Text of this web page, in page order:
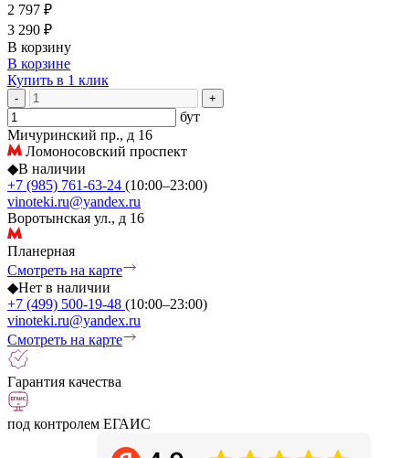
2 797 ₽
3 290 ₽
В корзину
В корзине
Купить в 1 клик
- +
бут
Мичуринский пр., д 16
Ломоносовский проспект
◆В наличии
+7 (985) 761-63-24 (10:00–23:00)
vinoteki.ru@yandex.ru
Воротынская ул., д 16
Планерная
Смотреть на карте
◆Нет в наличии
+7 (499) 500-19-48 (10:00–23:00)
vinoteki.ru@yandex.ru
Смотреть на карте
Гарантия качества
под контролем ЕГАИС